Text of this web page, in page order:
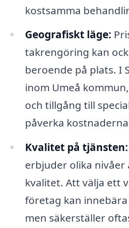
kostsamma
Geografiskt läge:
takrengöring kan
beroende på plats. I
inom Umeå
och tillgång till
påverka
Kvalitet på tjänsten:
erbjuder olika nivåer
kvalitet. Att välja ett
företag kan
men säkerställer